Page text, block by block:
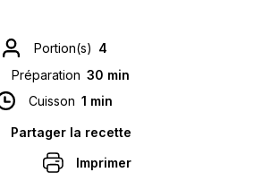
Portion(s) 4
Préparation 30 min
Cuisson 1 min
Partager la recette
Imprimer